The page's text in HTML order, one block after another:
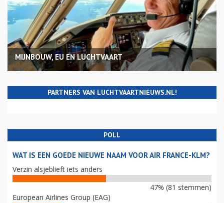
MIJNBOUW, EU EN LUCHTVAART
PARTNERS VAN LUCHTVAARTNIEUWS.NL!
POLL
WAT IS EEN GOEDE NIEUWE NAAM VOOR AIR FRANCE-KLM?
Verzin alsjeblieft iets anders
47% (81 stemmen)
European Airlines Group (EAG)